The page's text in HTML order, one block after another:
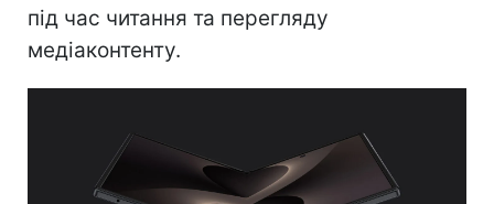
під час читання та перегляду
медіаконтенту.